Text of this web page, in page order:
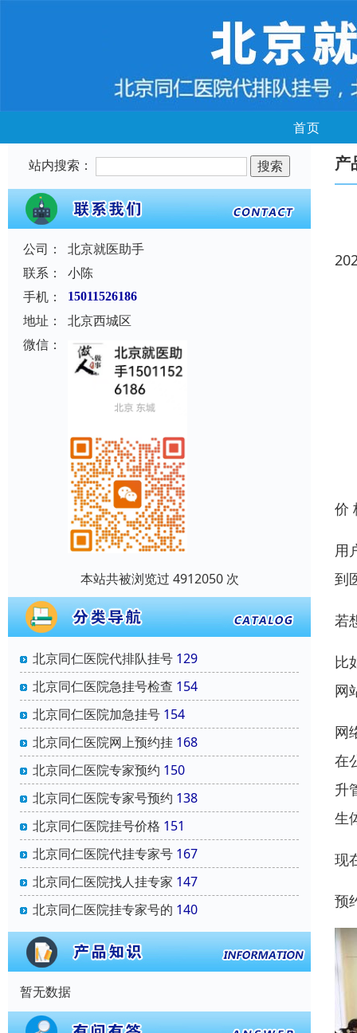
首页
站内搜索：
公司：
北京就医助手
联系：
小陈
手机：
15011526186
地址：
北京西城区
微信：
本站共被浏览过 4912050 次
北京同仁医院代排队挂号 129
北京同仁医院急挂号检查 154
北京同仁医院加急挂号 154
北京同仁医院网上预约挂 168
北京同仁医院专家预约 150
北京同仁医院专家号预约 138
北京同仁医院挂号价格 151
北京同仁医院代挂专家号 167
北京同仁医院找人挂专家 147
北京同仁医院挂专家号的 140
暂无数据
产
价
用
到
若
比
网
网
在
升
生
现
预